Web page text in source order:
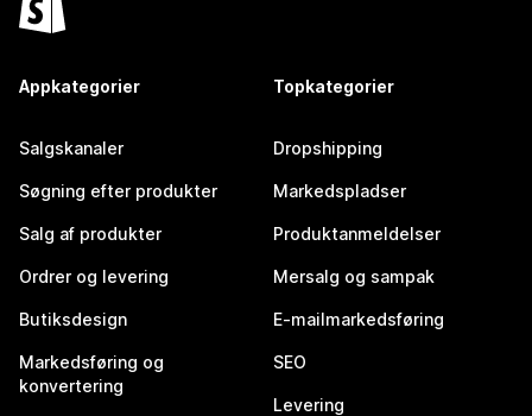
Appkategorier
Salgskanaler
Søgning efter produkter
Salg af produkter
Ordrer og levering
Butiksdesign
Markedsføring og
konvertering
Topkategorier
Dropshipping
Markedspladser
Produktanmeldelser
Mersalg og sampak
E-mailmarkedsføring
SEO
Levering